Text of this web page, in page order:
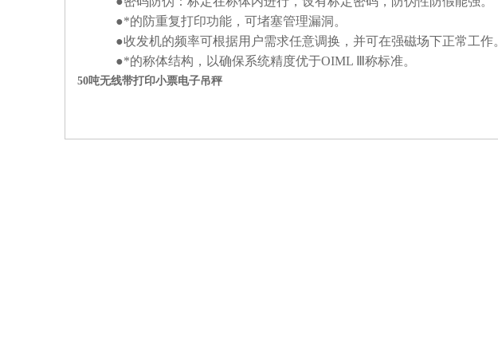
●*的防重复打印功能，可堵塞管理漏洞。
●收发机的频率可根据用户需求任意调换，并可在强磁场下正常工作
●*的称体结构，以确保系统精度优于OIML Ⅲ称标准。
50吨无线带打印小票电子吊秤